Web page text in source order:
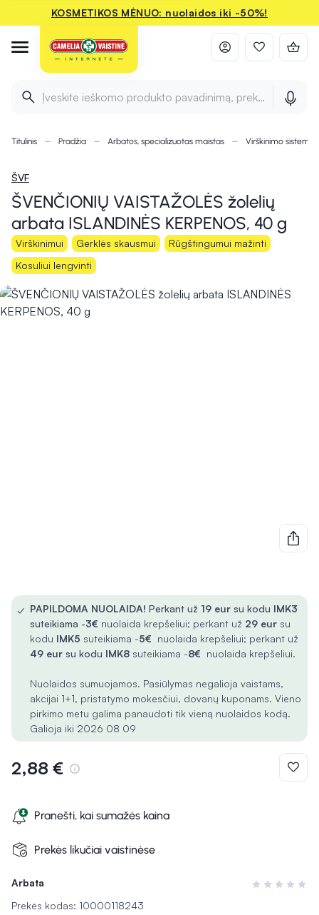
KOSMETIKOS MĖNUO: nuolaidos iki -50%!
Įveskite ieškomo produkto pavadinimą, prekės ženklą ir
Titulinis Pradžia Arbatos, specializuotas maistas Virškinimo sistemai
ŠVF
ŠVENČIONIŲ VAISTAŽOLĖS žolelių
arbata ISLANDINĖS KERPENOS, 40 g
Virškinimui Gerklės skausmui
Rūgštingumui mažinti
Kosuliui lengvinti
Arbata
Įvertinimas 0
Prekės kodas: 10000118243
✓ PAPILDOMA NUOLAIDA! Perkant už 19 eur su kodu IMK3
suteikiama -3€ nuolaida krepšeliui; perkant už 29 eur su
kodu IMK5 suteikiama -5€ nuolaida krepšeliui; perkant už
49 eur su kodu IMK8 suteikiama -8€ nuolaida krepšeliui.
Nuolaidos sumuojamos. Pasiūlymas negalioja vaistams,
akcijai 1+1, pristatymo mokesčiui, dovanų kuponams. Vieno
pirkimo metu galima panaudoti tik vieną nuolaidos kodą.
Galioja iki 2026 08 09
2,88 €
Pranešti, kai sumažės kaina
Prekės likučiai vaistinėse